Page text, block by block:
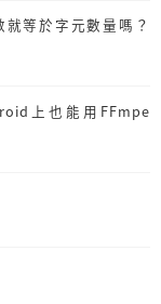
等於字元數量嗎？
上也能用FFmpe